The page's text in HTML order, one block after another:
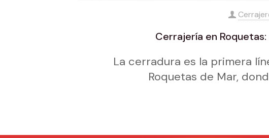
Cerrajería en
La cerradura es la primera
Roquetas de Mar,